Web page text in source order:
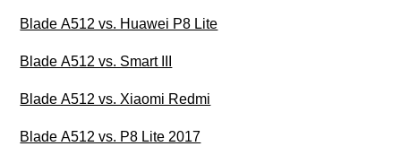
Blade A512 vs. Huawei P8 Lite
Blade A512 vs. Smart III
Blade A512 vs. Xiaomi Redmi
Blade A512 vs. P8 Lite 2017